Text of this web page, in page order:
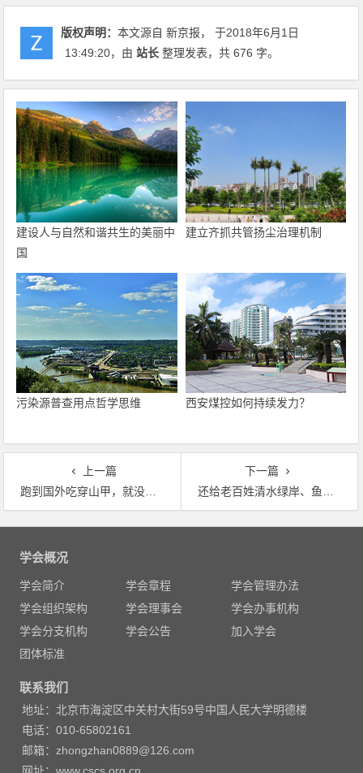
版权声明：本文源自 新京报， 于2018年6月1日
13:49:20，由站长 整理发表，共 676 字。
建设人与自然和谐共生的美丽中
国
建立齐抓共管扬尘治理机制
污染源普查用点哲学思维 西安煤控如何持续发力？
上一篇
跑到国外吃穿山甲，就没事了吗
下一篇
还给老百姓清水绿岸、鱼翔浅底的景象
文
学会概况
学会简介 学会章程
学会管理办法
学会组织架构
学会理事会
学会办事机构
学会分支机构
学会公告
加入学会
团体标准
联系我们
地址：北京市海淀区中关村大街59号中国人民大学明德楼
电话：010-65802161
邮箱：zhongzhan0889@126.com